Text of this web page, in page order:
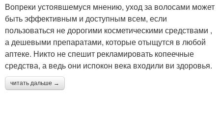
Вопреки устоявшемуся мнению, уход за волосами может
быть эффективным и доступным всем, если
пользоваться не дорогими косметическими средствами ,
а дешевыми препаратами, которые отыщутся в любой
аптеке. Никто не спешит рекламировать копеечные
средства, а ведь они испокон века входили ви здоровья.
читать дальше →